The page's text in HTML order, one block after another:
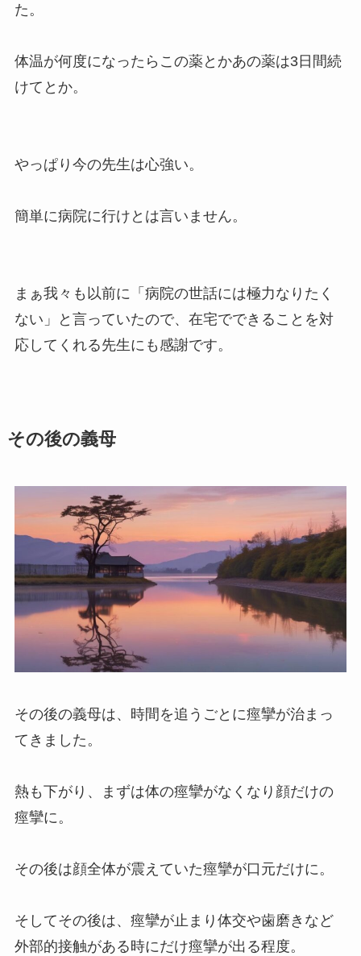
た。
体温が何度になったらこの薬とかあの薬は3日間続
けてとか。
やっぱり今の先生は心強い。
簡単に病院に行けとは言いません。
まぁ我々も以前に「病院の世話には極力なりたく
ない」と言っていたので、在宅でできることを対
応してくれる先生にも感謝です。
その後の義母
その後の義母は、時間を追うごとに痙攣が治まっ
てきました。
熱も下がり、まずは体の痙攣がなくなり顔だけの
痙攣に。
その後は顔全体が震えていた痙攣が口元だけに。
そしてその後は、痙攣が止まり体交や歯磨きなど
外部的接触がある時にだけ痙攣が出る程度。